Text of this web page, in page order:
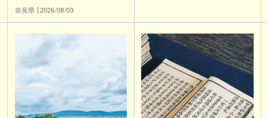
奈良県 2026/08/03